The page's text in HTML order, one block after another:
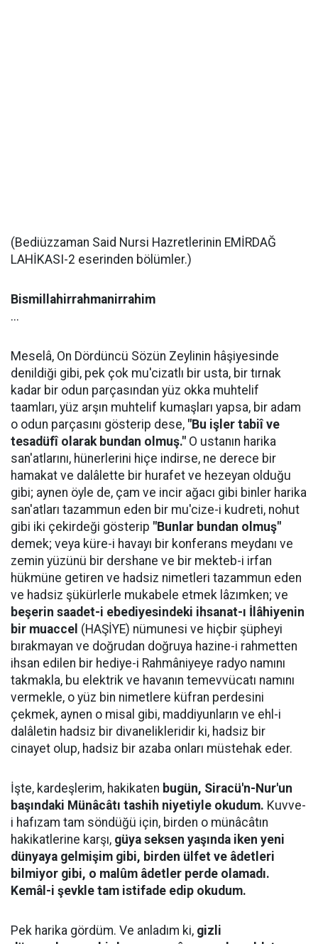
(Bediüzzaman Said Nursi Hazretlerinin EMİRDAĞ
LAHİKASI-2 eserinden bölümler.)
Bismillahirrahmanirrahim
...
Meselâ, On Dördüncü Sözün Zeylinin hâşiyesinde
denildiği gibi, pek çok mu'cizatlı bir usta, bir tırnak
kadar bir odun parçasından yüz okka muhtelif
taamları, yüz arşın muhtelif kumaşları yapsa, bir adam
o odun parçasını gösterip dese, "Bu işler tabiî ve
tesadüfî olarak bundan olmuş." O ustanın harika
san'atlarını, hünerlerini hiçe indirse, ne derece bir
hamakat ve dalâlette bir hurafet ve hezeyan olduğu
gibi; aynen öyle de, çam ve incir ağacı gibi binler harika
san'atları tazammun eden bir mu'cize-i kudreti, nohut
gibi iki çekirdeği gösterip "Bunlar bundan olmuş"
demek; veya küre-i havayı bir konferans meydanı ve
zemin yüzünü bir dershane ve bir mekteb-i irfan
hükmüne getiren ve hadsiz nimetleri tazammun eden
ve hadsiz şükürlerle mukabele etmek lâzımken; ve
beşerin saadet-i ebediyesindeki ihsanat-ı İlâhiyenin
bir muaccel (HAŞİYE) nümunesi ve hiçbir şüpheyi
bırakmayan ve doğrudan doğruya hazine-i rahmetten
ihsan edilen bir hediye-i Rahmâniyeye radyo namını
takmakla, bu elektrik ve havanın temevvücatı namını
vermekle, o yüz bin nimetlere küfran perdesini
çekmek, aynen o misal gibi, maddiyunların ve ehl-i
dalâletin hadsiz bir divanelikleridir ki, hadsiz bir
cinayet olup, hadsiz bir azaba onları müstehak eder.
İşte, kardeşlerim, hakikaten bugün, Siracü'n-Nur'un
başındaki Münâcâtı tashih niyetiyle okudum. Kuvve-
i hafızam tam söndüğü için, birden o münâcâtın
hakikatlerine karşı, güya seksen yaşında iken yeni
dünyaya gelmişim gibi, birden ülfet ve âdetleri
bilmiyor gibi, o malûm âdetler perde olamadı.
Kemâl-i şevkle tam istifade edip okudum.
Pek harika gördüm. Ve anladım ki, gizli